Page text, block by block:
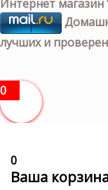
Интернет
лучших и
0
0
Ваша